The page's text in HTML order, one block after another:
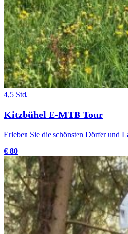
4,5 Std.
Kitzbühel E-MTB Tour
Erleben Sie die schönsten Dörfer und
€ 80